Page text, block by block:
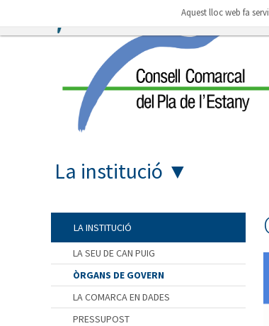
La institució ▼
LA INSTITUCIÓ
LA SEU DE CAN PUIG
ÒRGANS DE GOVERN
LA COMARCA EN DADES
PRESSUPOST
Aquest lloc web fa